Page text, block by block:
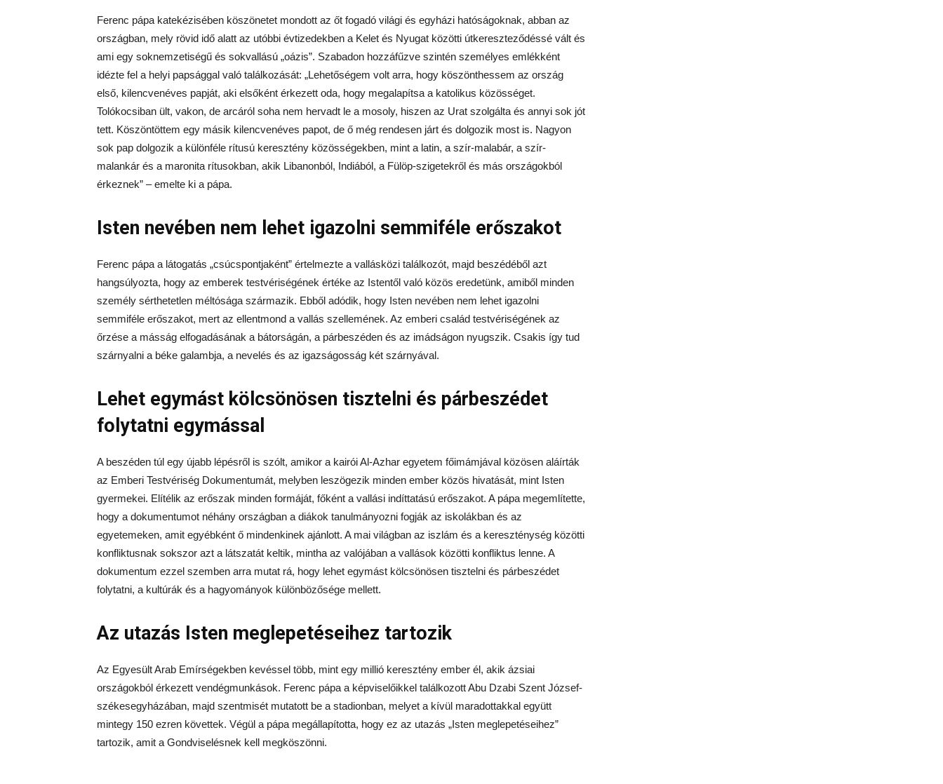
Ferenc pápa katekézisében köszönetet mondott az őt fogadó világi és egyházi hatóságoknak, abban az
országban, mely rövid idő alatt az utóbbi évtizedekben a Kelet és Nyugat közötti útkereszteződéssé vált és
ami egy soknemzetiségű és sokvallású „oázis”. Szabadon hozzáfűzve szintén személyes emlékként
idézte fel a helyi papsággal való találkozását: „Lehetőségem volt arra, hogy köszönthessem az ország
első, kilencvenéves papját, aki elsőként érkezett oda, hogy megalapítsa a katolikus közösséget.
Tolókocsiban ült, vakon, de arcáról soha nem hervadt le a mosoly, hiszen az Urat szolgálta és annyi sok jót
tett. Köszöntöttem egy másik kilencvenéves papot, de ő még rendesen járt és dolgozik most is. Nagyon
sok pap dolgozik a különféle rítusú keresztény közösségekben, mint a latin, a szír-malabár, a szír-
malankár és a maronita rítusokban, akik Libanonból, Indiából, a Fülöp-szigetekről és más országokból
érkeznek” – emelte ki a pápa.
Isten nevében nem lehet igazolni semmiféle erőszakot
Ferenc pápa a látogatás „csúcspontjaként” értelmezte a vallásközi találkozót, majd beszédéből azt
hangsúlyozta, hogy az emberek testvériségének értéke az Istentől való közös eredetünk, amiből minden
személy sérthetetlen méltósága származik. Ebből adódik, hogy Isten nevében nem lehet igazolni
semmiféle erőszakot, mert az ellentmond a vallás szellemének. Az emberi család testvériségének az
őrzése a másság elfogadásának a bátorságán, a párbeszéden és az imádságon nyugszik. Csakis így tud
szárnyalni a béke galambja, a nevelés és az igazságosság két szárnyával.
Lehet egymást kölcsönösen tisztelni és párbeszédet
folytatni egymással
A beszéden túl egy újabb lépésről is szólt, amikor a kairói Al-Azhar egyetem főimámjával közösen aláírták
az Emberi Testvériség Dokumentumát, melyben leszögezik minden ember közös hivatását, mint Isten
gyermekei. Elítélik az erőszak minden formáját, főként a vallási indíttatású erőszakot. A pápa megemlítette,
hogy a dokumentumot néhány országban a diákok tanulmányozni fogják az iskolákban és az
egyetemeken, amit egyébként ő mindenkinek ajánlott. A mai világban az iszlám és a kereszténység közötti
konfliktusnak sokszor azt a látszatát keltik, mintha az valójában a vallások közötti konfliktus lenne. A
dokumentum ezzel szemben arra mutat rá, hogy lehet egymást kölcsönösen tisztelni és párbeszédet
folytatni, a kultúrák és a hagyományok különbözősége mellett.
Az utazás Isten meglepetéseihez tartozik
Az Egyesült Arab Emírségekben kevéssel több, mint egy millió keresztény ember él, akik ázsiai
országokból érkezett vendégmunkások. Ferenc pápa a képviselőikkel találkozott Abu Dzabi Szent József-
székesegyházában, majd szentmisét mutatott be a stadionban, melyet a kívül maradottakkal együtt
mintegy 150 ezren követtek. Végül a pápa megállapította, hogy ez az utazás „Isten meglepetéseihez”
tartozik, amit a Gondviselésnek kell megköszönni.